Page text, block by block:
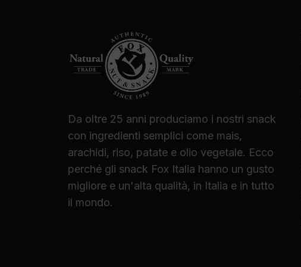
Da oltre 25 anni produciamo i nostri snack
con ingredienti semplici come mais,
arachidi, riso, patate e olio vegetale. Ecco
perché gli snack Fox Italia hanno un gusto
migliore e un'alta qualità, in Italia e in tutto
il mondo.